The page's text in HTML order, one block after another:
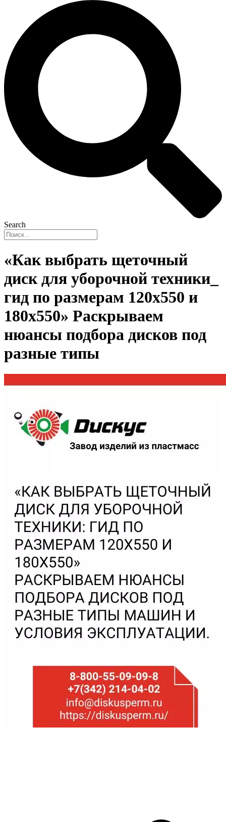
Search
«Как выбрать щеточный
диск для уборочной техники_
гид по размерам 120х550 и
180х550» Раскрываем
нюансы подбора дисков под
разные типы